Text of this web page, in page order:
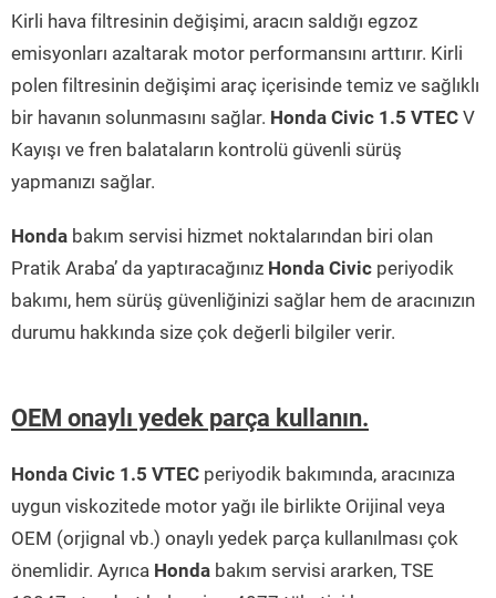
Kirli hava filtresinin değişimi, aracın saldığı egzoz
emisyonları azaltarak motor performansını arttırır. Kirli
polen filtresinin değişimi araç içerisinde temiz ve sağlıklı
bir havanın solunmasını sağlar. Honda Civic 1.5 VTEC V
Kayışı ve fren balataların kontrolü güvenli sürüş
yapmanızı sağlar.
Honda bakım servisi hizmet noktalarından biri olan
Pratik Araba’ da yaptıracağınız Honda Civic periyodik
bakımı, hem sürüş güvenliğinizi sağlar hem de aracınızın
durumu hakkında size çok değerli bilgiler verir.
OEM onaylı yedek parça kullanın.
Honda Civic 1.5 VTEC periyodik bakımında, aracınıza
uygun viskozitede motor yağı ile birlikte Orijinal veya
OEM (orjignal vb.) onaylı yedek parça kullanılması çok
önemlidir. Ayrıca Honda bakım servisi ararken, TSE